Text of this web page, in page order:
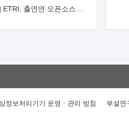
정보처리기기 운영ㆍ관리 방침 부설연